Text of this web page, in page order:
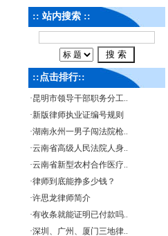
:: 站内搜索 ::
::点击排行::
·昆明市领导干部职务分工..
·新版律师执业证编号规则
·湖南永州一男子闯法院枪..
·云南省高级人民法院人身..
·云南省新型农村合作医疗..
·律师到底能挣多少钱？
·许思龙律师简介
·有收条就能证明已付款吗..
·深圳、广州、厦门三地律..